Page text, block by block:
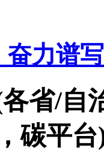
力谱
省/自
碳平台